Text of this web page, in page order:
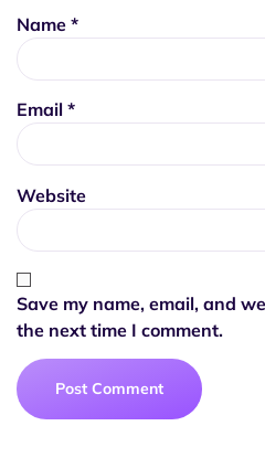
Name *
Email *
Website
Save my name, email, and
the next time I comment.